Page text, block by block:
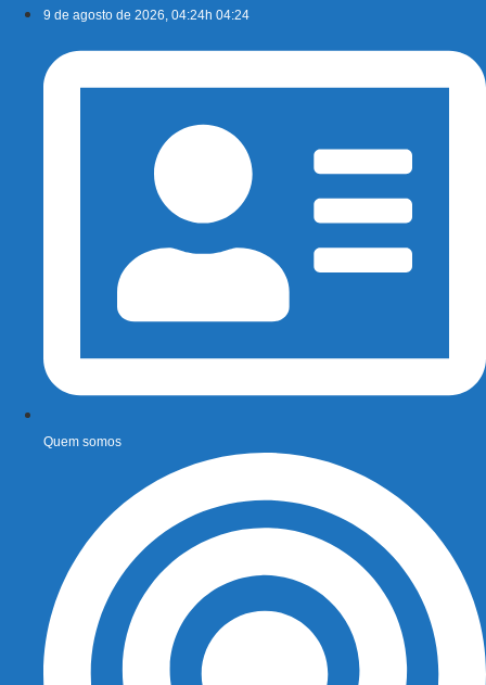
conteúdo
9 de agosto de 2026, 04:24h 04:24
Quem somos